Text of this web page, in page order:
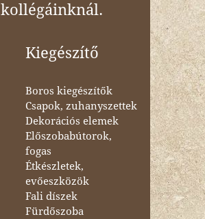
Kiegészítő
Boros kiegészítők
Csapok, zuhanyszettek
Dekorációs elemek
Előszobabútorok,
fogas
Étkészletek,
evőeszközök
Fali díszek
Fürdőszoba